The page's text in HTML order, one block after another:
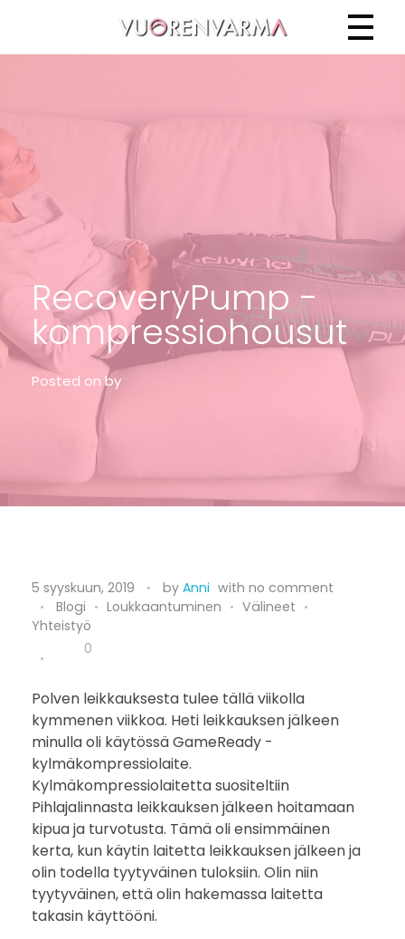
Vuorenvarma
RecoveryPump -
kompressiohousut
Posted on by
R
e
c
o
v
e
r
y
P
u
5 syyskuun, 2019 by Anni with no comment
Blogi
Loukkaantuminen
Välineet
Yhteistyö
0
Polven leikkauksesta tulee tällä viikolla
kymmenen viikkoa. Heti leikkauksen jälkeen
minulla oli käytössä GameReady -
kylmäkompressiolaite.
Kylmäkompressiolaitetta suositeltiin
Pihlajalinnasta leikkauksen jälkeen hoitamaan
kipua ja turvotusta. Tämä oli ensimmäinen
kerta, kun käytin laitetta leikkauksen jälkeen ja
olin todella tyytyväinen tuloksiin. Olin niin
tyytyväinen, että olin hakemassa laitetta
takasin käyttööni.